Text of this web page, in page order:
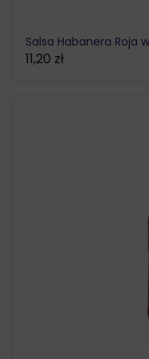
Salsa Habanera Roja
11,20 zł